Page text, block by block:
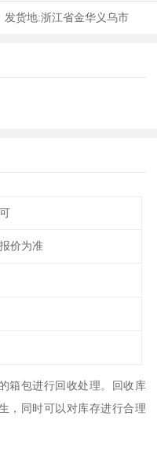
发货地:浙江省金华义乌市
价为准
箱包进行回收处理。回收库
，同时可以对库存进行合理